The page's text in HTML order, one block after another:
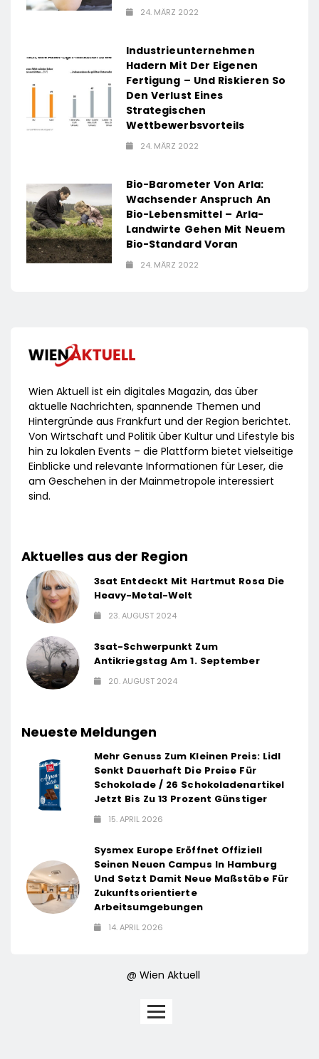
24. MÄRZ 2022
Industrieunternehmen
Hadern Mit Der Eigenen
Fertigung – Und Riskieren So
Den Verlust Eines
Strategischen
Wettbewerbsvorteils
24. MÄRZ 2022
Bio-Barometer Von Arla:
Wachsender Anspruch An
Bio-Lebensmittel – Arla-
Landwirte Gehen Mit Neuem
Bio-Standard Voran
24. MÄRZ 2022
Wien Aktuell ist ein digitales Magazin, das über
aktuelle Nachrichten, spannende Themen und
Hintergründe aus Frankfurt und der Region berichtet.
Von Wirtschaft und Politik über Kultur und Lifestyle bis
hin zu lokalen Events – die Plattform bietet vielseitige
Einblicke und relevante Informationen für Leser, die
am Geschehen in der Mainmetropole interessiert
sind.
Aktuelles aus der Region
3sat Entdeckt Mit Hartmut Rosa Die
Heavy-Metal-Welt
23. AUGUST 2024
3sat-Schwerpunkt Zum
Antikriegstag Am 1. September
20. AUGUST 2024
Neueste Meldungen
Mehr Genuss Zum Kleinen Preis: Lidl
Senkt Dauerhaft Die Preise Für
Schokolade / 26 Schokoladenartikel
Jetzt Bis Zu 13 Prozent Günstiger
15. APRIL 2026
Sysmex Europe Eröffnet Offiziell
Seinen Neuen Campus In Hamburg
Und Setzt Damit Neue Maßstäbe Für
Zukunftsorientierte
Arbeitsumgebungen
14. APRIL 2026
@ Wien Aktuell